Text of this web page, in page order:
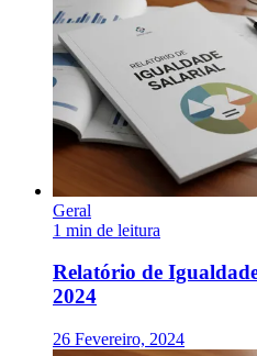
Geral
1 min de leitura
Relatório de
2024
26 Fevereiro, 2024